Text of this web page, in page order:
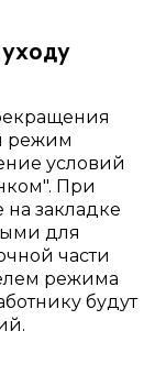
режим
условий
При
закладке
для
части
режима
будут